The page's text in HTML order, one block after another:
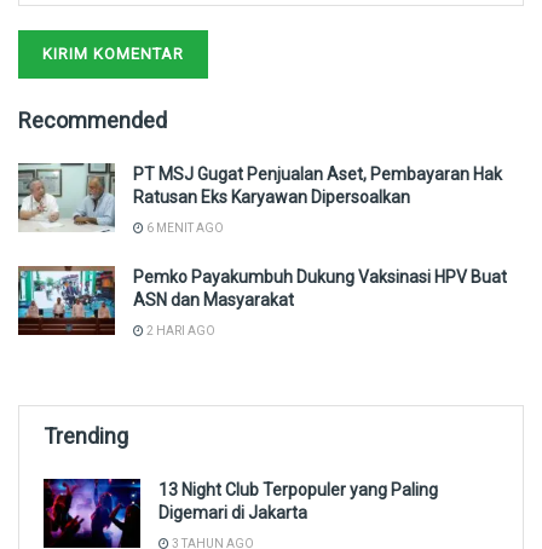
Recommended
PT MSJ Gugat Penjualan Aset, Pembayaran Hak
Ratusan Eks Karyawan Dipersoalkan
6 MENIT AGO
Pemko Payakumbuh Dukung Vaksinasi HPV Buat
ASN dan Masyarakat
2 HARI AGO
Trending
13 Night Club Terpopuler yang Paling
Digemari di Jakarta
3 TAHUN AGO